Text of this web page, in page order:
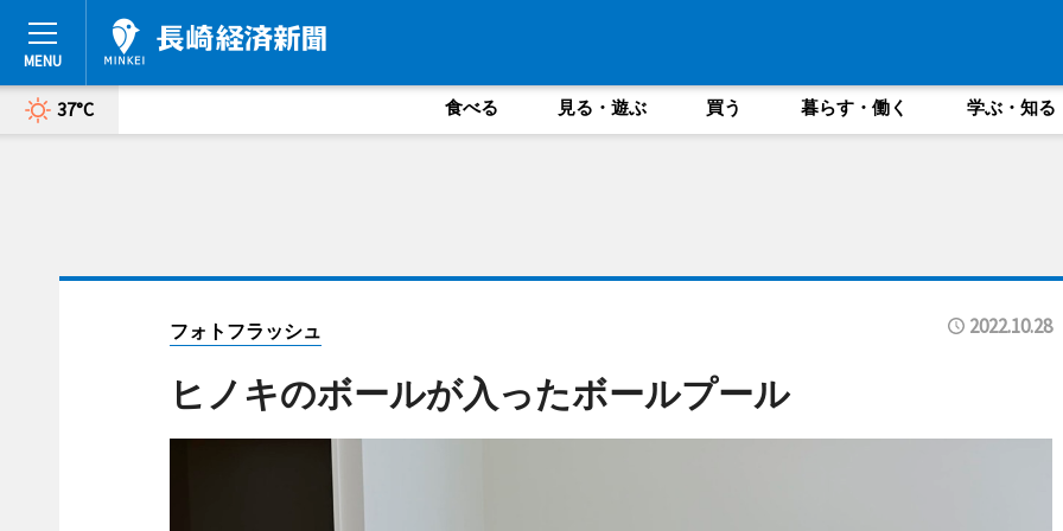
37°C 食べる 見る・遊ぶ 買う 暮らす・働く 学ぶ・知る
フォトフラッシュ 2022.10.28
ヒノキのボールが入ったボールプール